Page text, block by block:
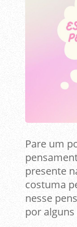
Pare um
presente
costuma
nesse
por